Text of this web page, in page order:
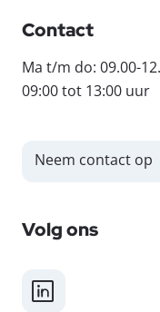
Contact
Ma t/m do: 09.00-
09:00 tot 13:00 uur
Neem contact op
Volg ons
LinkedIn